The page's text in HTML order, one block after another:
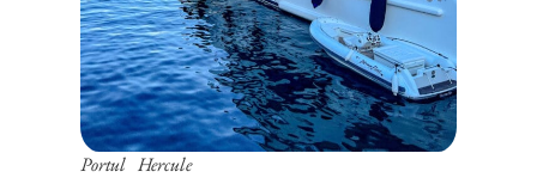
Portul Hercule